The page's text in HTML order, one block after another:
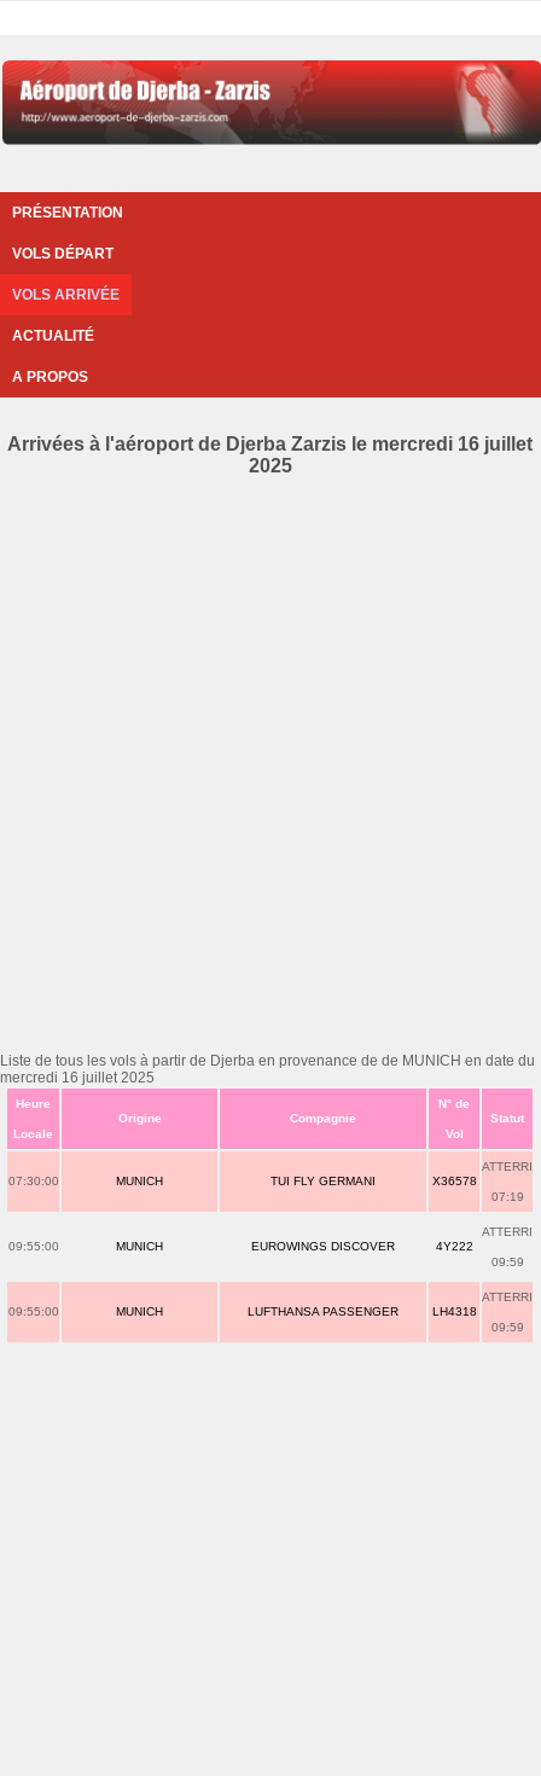
PRÉSENTATION
VOLS DÉPART
VOLS ARRIVÉE
ACTUALITÉ
A PROPOS
Arrivées à l'aéroport de Djerba Zarzis le mercredi 16 juillet
2025
Liste de tous les vols à partir de Djerba en provenance de de MUNICH en date du
mercredi 16 juillet 2025
Heure
Locale
Origine Compagnie
N° de
Vol
Statut
07:30:00 MUNICH TUI FLY GERMANI X36578
ATTERRI
07:19
09:55:00 MUNICH EUROWINGS DISCOVER 4Y222
ATTERRI
09:59
09:55:00 MUNICH LUFTHANSA PASSENGER LH4318
ATTERRI
09:59